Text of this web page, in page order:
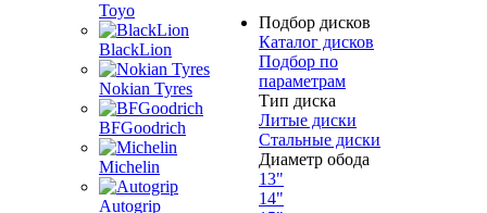
Toyo
BlackLion
Nokian Tyres
BFGoodrich
Michelin
Autogrip
Подбор дисков
Каталог дисков
Подбор по
параметрам
Тип диска
Литые диски
Стальные диски
Диаметр обода
13"
14"